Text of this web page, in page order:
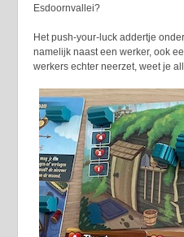
Esdoornvallei?
Het push-your-luck addertje
namelijk naast een werker, ook
werkers echter neerzet, weet je